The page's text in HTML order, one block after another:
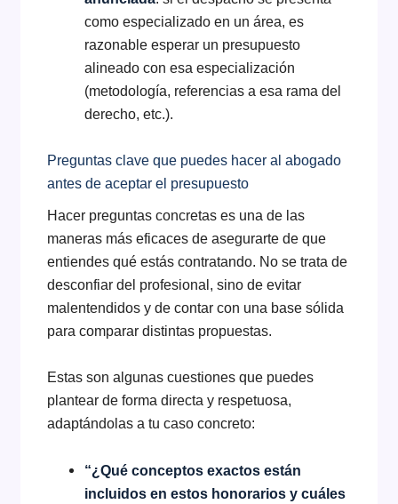
como especializado en un área, es
razonable esperar un presupuesto
alineado con esa especialización
(metodología, referencias a esa rama del
derecho, etc.).
Preguntas clave que puedes hacer al abogado
antes de aceptar el presupuesto
Hacer preguntas concretas es una de las
maneras más eficaces de asegurarte de que
entiendes qué estás contratando. No se trata de
desconfiar del profesional, sino de evitar
malentendidos y de contar con una base sólida
para comparar distintas propuestas.
Estas son algunas cuestiones que puedes
plantear de forma directa y respetuosa,
adaptándolas a tu caso concreto:
“¿Qué conceptos exactos están
incluidos en estos honorarios y cuáles